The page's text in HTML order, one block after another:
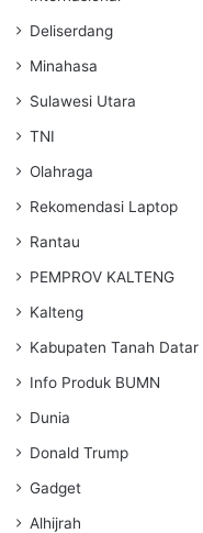
Deliserdang
Minahasa
Sulawesi Utara
TNI
Olahraga
Rekomendasi Laptop
Rantau
PEMPROV KALTENG
Kalteng
Kabupaten Tanah Datar
Info Produk BUMN
Dunia
Donald Trump
Gadget
Alhijrah